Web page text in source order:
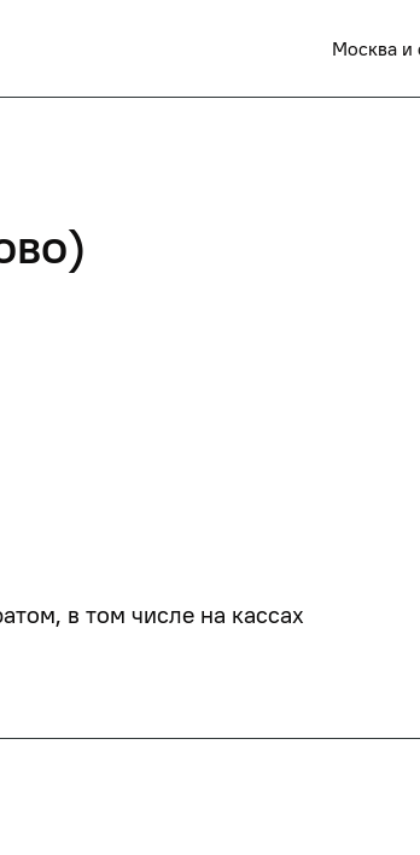
Москва и
в том числе на кассах